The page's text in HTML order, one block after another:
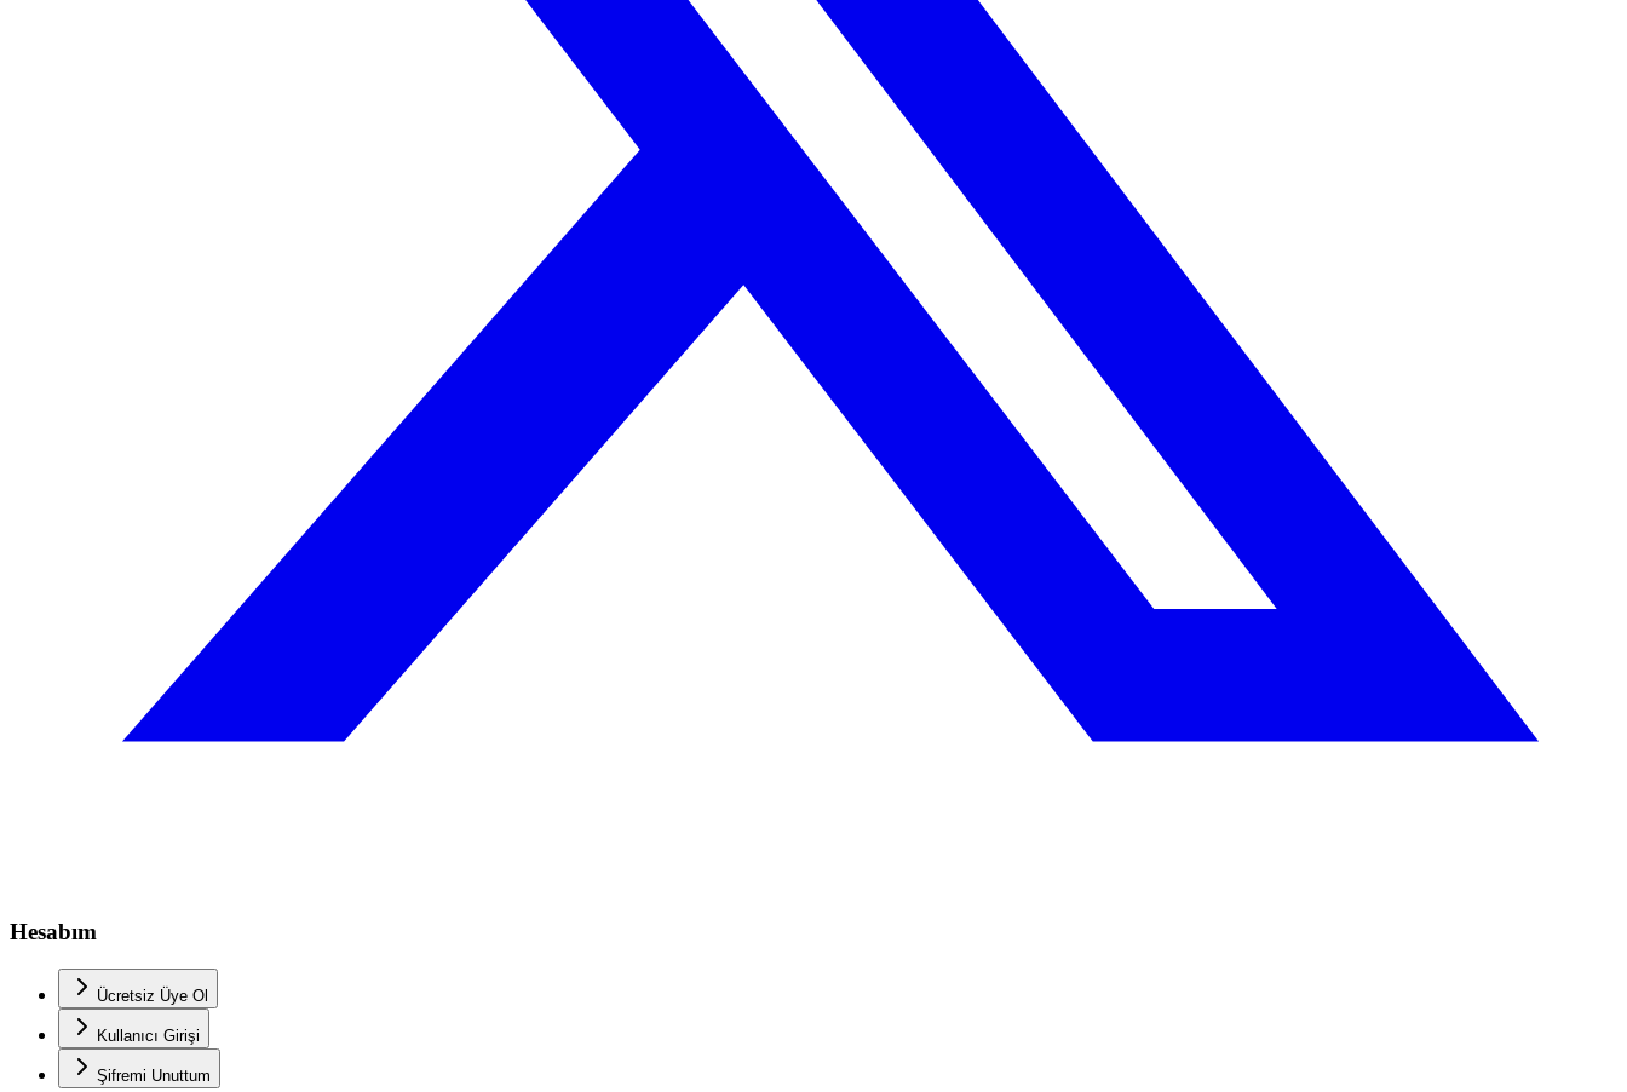
Hesabım
Ücretsiz Üye Ol
Kullanıcı Girişi
Şifremi Unuttum